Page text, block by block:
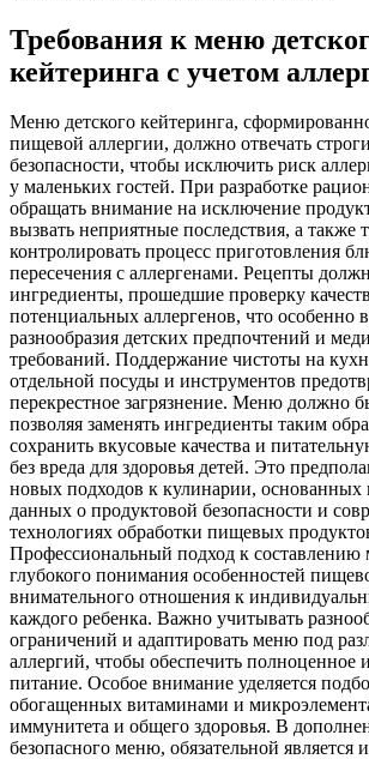
Требования к меню
кейтеринга с учетом
Меню детского кейтеринга,
пищевой аллергии, должно отвечать
безопасности, чтобы исключить риск
у маленьких гостей. При разработке
обращать внимание на исключение
вызвать неприятные последствия, а также
контролировать процесс приготовления
пересечения с аллергенами. Рецепты
ингредиенты, прошедшие проверку
потенциальных аллергенов, что особенно
разнообразия детских предпочтений и
требований. Поддержание чистоты на
отдельной посуды и инструментов
перекрестное загрязнение. Меню должно
позволяя заменять ингредиенты таким
сохранить вкусовые качества и
без вреда для здоровья детей. Это
новых подходов к кулинарии, основанных
данных о продуктовой безопасности и
технологиях обработки пищевых
Профессиональный подход к составлению
глубокого понимания особенностей
внимательного отношения к
каждого ребенка. Важно учитывать
ограничений и адаптировать меню под
аллергий, чтобы обеспечить полноценное
питание. Особое внимание уделяется
обогащенных витаминами и
иммунитета и общего здоровья. В
безопасного меню, обязательной является